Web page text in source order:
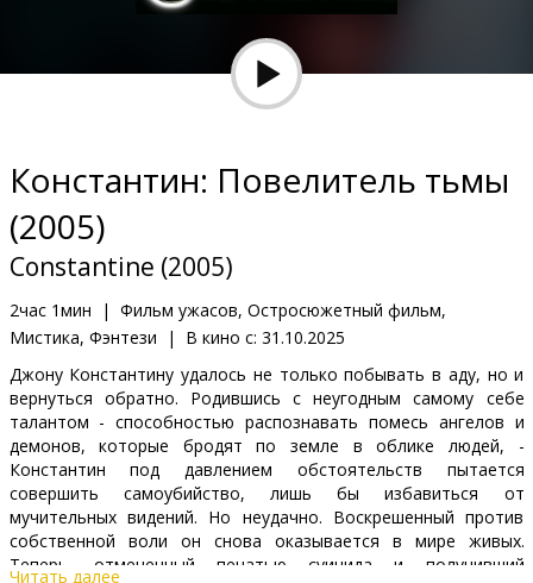
Клуб
Константин: Повелитель тьмы
(2005)
Constantine (2005)
2час 1мин | Фильм ужасов, Остросюжетный фильм,
Мистика, Фэнтези
| В кино с: 31.10.2025
Джону Константину удалось не только побывать в аду, но и
вернуться обратно. Родившись с неугодным самому себе
талантом - способностью распознавать помесь ангелов и
демонов, которые бродят по земле в облике людей, -
Константин под давлением обстоятельств пытается
совершить самоубийство, лишь бы избавиться от
мучительных видений. Но неудачно. Воскрешенный против
собственной воли он снова оказывается в мире живых.
Теперь, отмеченный печатью суицида и получивший
Читать далее